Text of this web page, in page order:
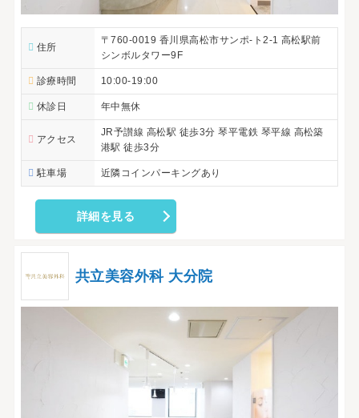
住所
〒760-0019 香川県高松市サンポ-ト2-1 高松駅前
シンボルタワー9F
診療時間 10:00-19:00
休診日 年中無休
アクセス
JR予讃線 高松駅 徒歩3分 琴平電鉄 琴平線 高松築
港駅 徒歩3分
駐車場 近隣コインパーキングあり
詳細を見る
共立美容外科 大分院